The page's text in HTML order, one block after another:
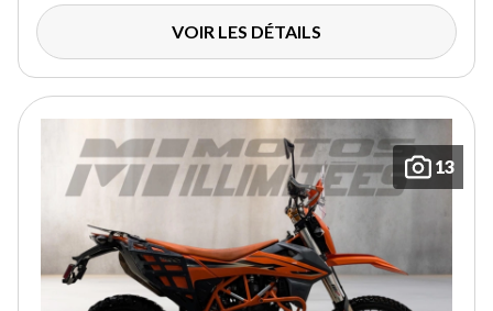
VOIR LES DÉTAILS
13